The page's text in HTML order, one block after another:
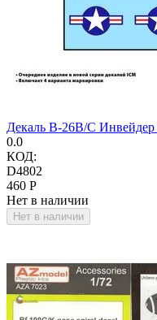
Декаль B-26B/C
0.0
КОД:
D4802
‍460‍ Р
Нет в наличии
Нет в наличии